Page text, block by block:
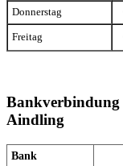
Donnerstag
Freitag
Bankverbindung
Aindling
Bank